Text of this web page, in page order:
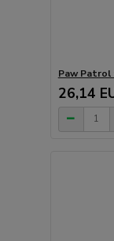
Paw Patrol
26,14